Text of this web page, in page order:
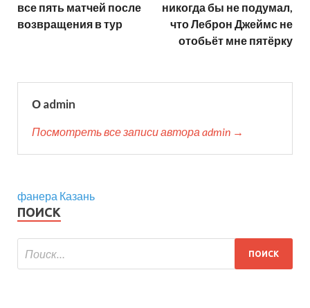
все пять матчей после
возвращения в тур
никогда бы не подумал,
что Леброн Джеймс не
отобьёт мне пятёрку
О admin
Посмотреть все записи автора admin →
фанера Казань
ПОИСК